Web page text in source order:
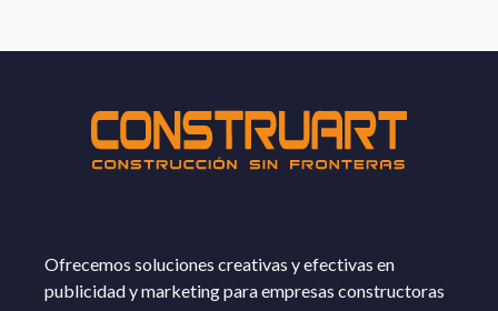
Ofrecemos soluciones creativas y efectivas en
publicidad y marketing para empresas constructoras